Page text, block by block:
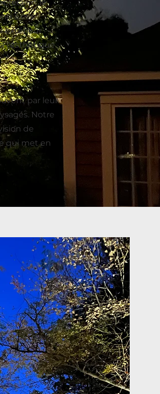
le
à ces
extérieur
l'esthétique
par leur
Notre
de
qui met en